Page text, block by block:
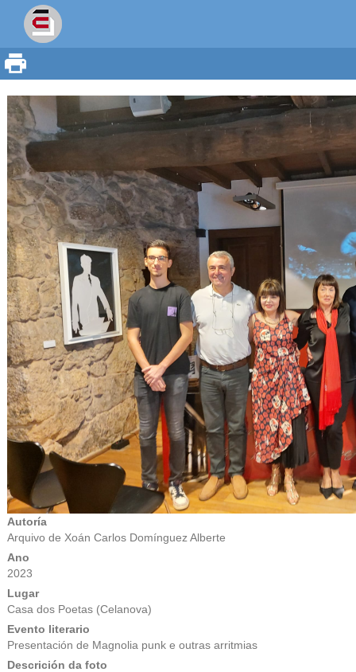
Autoría
Arquivo de Xoán Carlos Domínguez Alberte
Ano
2023
Lugar
Casa dos Poetas (Celanova)
Evento literario
Presentación de Magnolia punk e outras arritmias
Descrición da foto